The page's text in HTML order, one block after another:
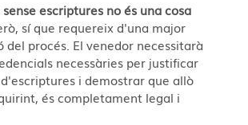
escriptures no és una cosa
sí que requereix d'una major
del procés. El venedor necessitarà
necessàries per justificar
i demostrar que allò
és completament legal i